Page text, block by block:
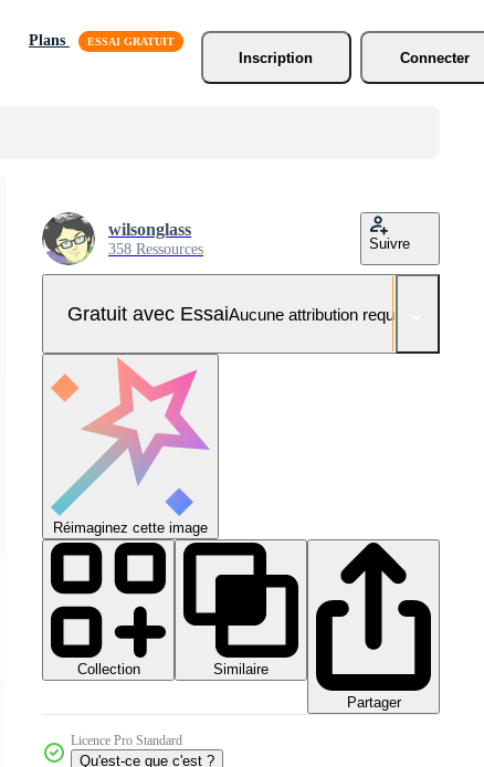
Plans
Inscription
Connecter
wilsonglass
358 Ressources Suivre
Gratuit avec EssaiAucune attribution requise
Réimaginez cette image
Collection
Similaire
Partager
Licence Pro Standard
Qu'est-ce que c'est ?